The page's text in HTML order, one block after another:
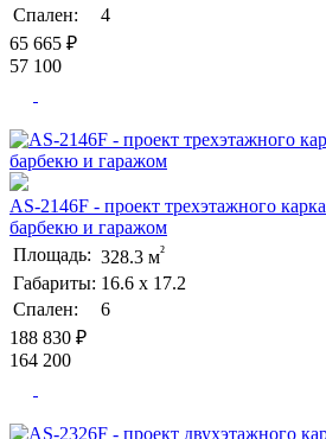
Спален:
4
65 665 ₽
57 100
AS-2146F - проект трехэтажного
барбекю и гаражом
Площадь: 328.3 м²
Габариты: 16.6 х 17.2
Спален:
6
188 830 ₽
164 200